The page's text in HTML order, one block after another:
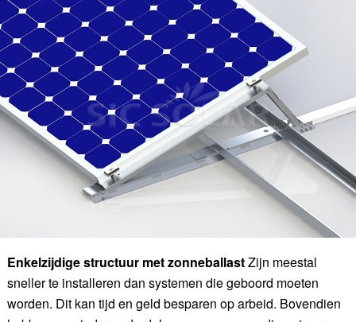
Enkelzijdige structuur met zonneballastZijn meestal
sneller te installeren dan systemen die geboord moeten
worden. Dit kan tijd en geld besparen op arbeid. Bovendien